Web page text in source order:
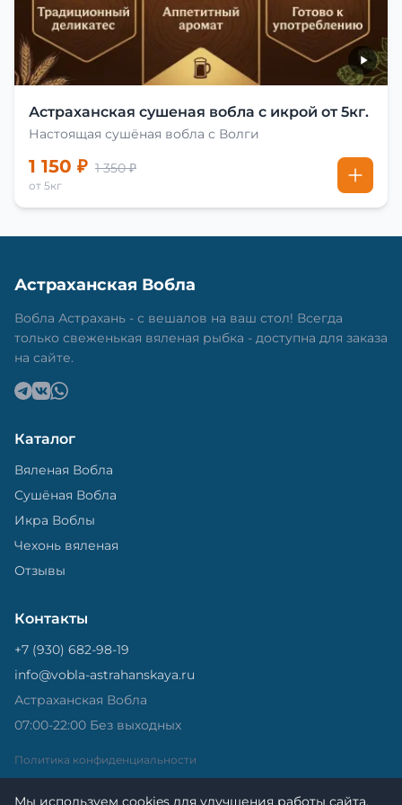
Астраханская сушеная вобла с икрой от 5кг.
Настоящая сушёная вобла с Волги
1 150 ₽ 1 350 ₽
от 5кг
Астраханская Вобла
Вобла Астрахань - с вешалов на ваш стол! Всегда
только свеженькая вяленая рыбка - доступна для заказа
на сайте.
Каталог
Вяленая Вобла
Сушёная Вобла
Икра Воблы
Чехонь вяленая
Отзывы
Контакты
+7 (930) 682-98-19
info@vobla-astrahanskaya.ru
Астраханская Вобла
07:00-22:00 Без выходных
Политика конфиденциальности
Мы используем cookies для улучшения работы сайта.